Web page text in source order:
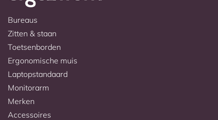
Bureaus
Zitten & staan
Toetsenborden
Ergonomische muis
Laptopstandaard
Monitorarm
Merken
Accessoires